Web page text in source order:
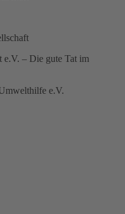
e.V.